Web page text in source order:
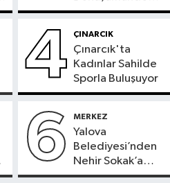
Yeni Dönem
4 ÇINARCIK
Çınarcık'ta
Kadınlar Sahilde
Sporla Buluşuyor
6 MERKEZ
Yalova
Belediyesi’nden
Nehir Sokak’a
Konforlu Dokunuş